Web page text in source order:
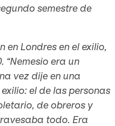
semestre de
en Londres en el exilio,
era un
vez dije en una
el de las personas
de obreros y
todo. Era